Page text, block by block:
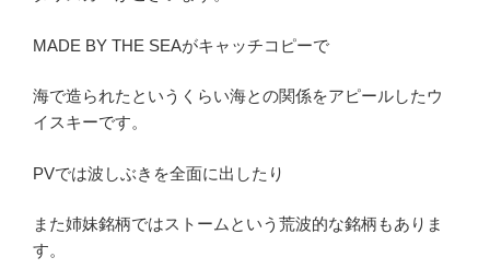
MADE BY THE SEAがキャッチコピーで
海で造られたというくらい海との関係をアピールしたウ
イスキーです。
PVでは波しぶきを全面に出したり
また姉妹銘柄ではストームという荒波的な銘柄もありま
す。